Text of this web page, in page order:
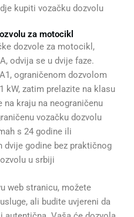
kupiti vozačku dozvolu
za motocikl
dozvole za motocikl,
odvija se u dvije faze.
ograničenom dozvolom
kW, zatim prelazite na klasu
na kraju na neograničenu
vozačku dozvolu
s 24 godine ili
dvije godine bez praktičnog
u srbiji
web stranicu, možete
ali budite uvjereni da